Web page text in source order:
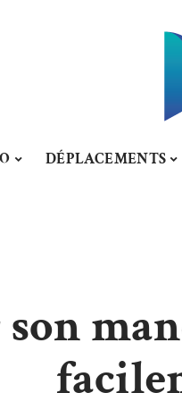
DÉPLACEMENTS